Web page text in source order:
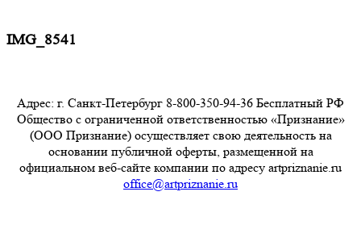
IMG_8541
Адрес: г. Санкт-Петербург 8-800-350-94-36 Бесплатный РФ
Общество с ограниченной ответственностью «Признание»
(ООО Признание) осуществляет свою деятельность на
основании публичной оферты, размещенной на
официальном веб-сайте компании по адресу artpriznanie.ru
office@artpriznanie.ru